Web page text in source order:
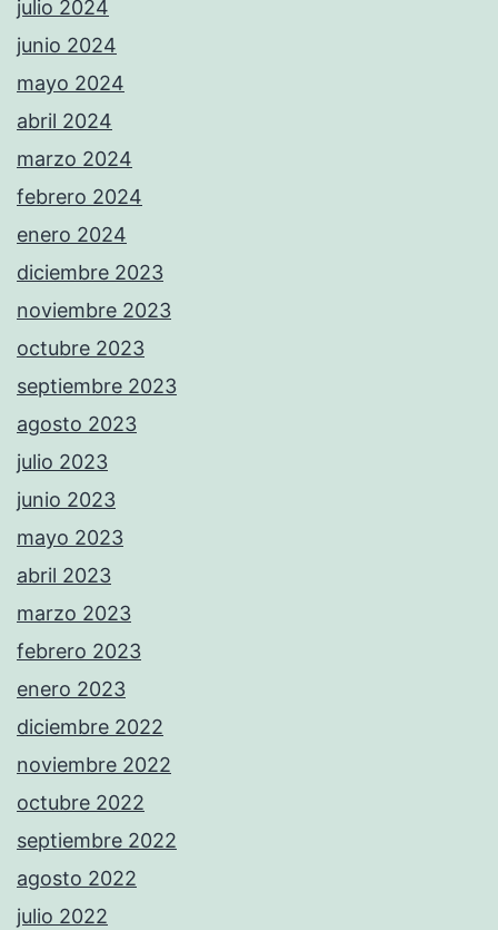
julio 2024
junio 2024
mayo 2024
abril 2024
marzo 2024
febrero 2024
enero 2024
diciembre 2023
noviembre 2023
octubre 2023
septiembre 2023
agosto 2023
julio 2023
junio 2023
mayo 2023
abril 2023
marzo 2023
febrero 2023
enero 2023
diciembre 2022
noviembre 2022
octubre 2022
septiembre 2022
agosto 2022
julio 2022